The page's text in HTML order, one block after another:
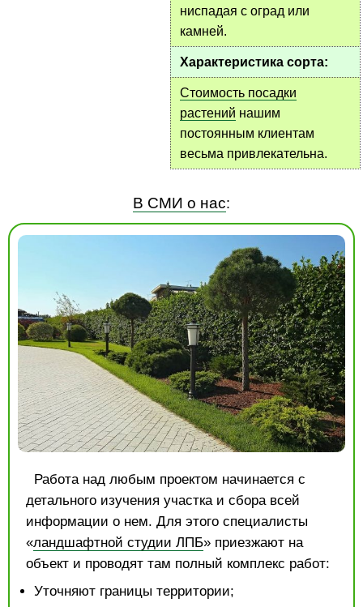
ниспадая с оград или
камней.
Характеристика сорта:
Стоимость посадки
растений нашим
постоянным клиентам
весьма привлекательна.
В СМИ о нас:
Работа над любым проектом начинается с
детального изучения участка и сбора всей
информации о нем. Для этого специалисты
«ландшафтной студии ЛПБ» приезжают на
объект и проводят там полный комплекс работ:
Уточняют границы территории;